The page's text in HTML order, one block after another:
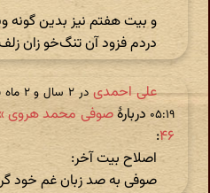
و بیت هفتم نیز بدین گونه
دردم فزود آن تنگ‌خو زان
علی احمدی
۰۵:۱۹ دربارهٔصوفی محمد هروی »
۴۶:
اصلاح بیت آخر:
صوفی به صد زبان غم خود گر